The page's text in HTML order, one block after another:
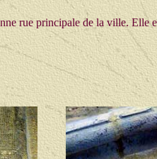
rue principale de la ville. Elle